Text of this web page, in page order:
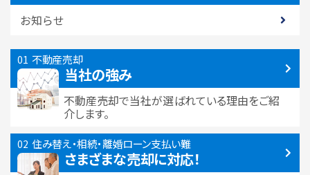
お知らせ
不動産売却
当社の強み
不動産売却で当社が選ばれている理由をご紹
介します。
住み替え・相続・離婚ローン支払い難
さまざまな売却に対応！